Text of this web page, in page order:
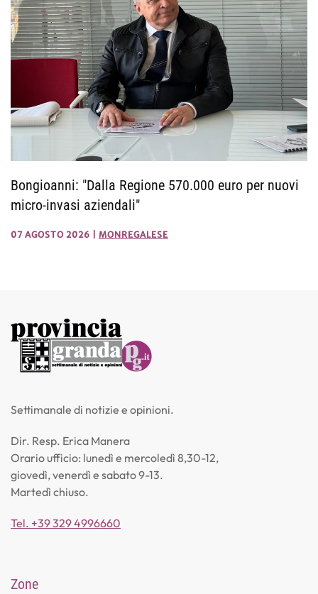
Bongioanni: "Dalla Regione 570.000 euro per nuovi
micro-invasi aziendali"
07 AGOSTO 2026 MONREGALESE
Settimanale di notizie e opinioni.
Dir. Resp. Erica Manera
Orario ufficio: lunedì e mercoledì 8,30-12,
giovedì, venerdì e sabato 9-13.
Martedì chiuso.
Tel. +39 329 4996660
Zone